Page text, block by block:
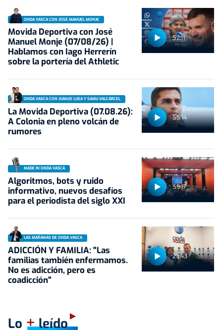
52:11
ONDA VASCA CON JOSÉ MANUEL MONJE
Movida Deportiva con José
Manuel Monje (07/08/26) |
Hablamos con Iago Herrerín
sobre la portería del Athletic
55:14
ONDA VASCA CON JUANJO LUSA Y SAMU VALCÁRCEL
La Movida Deportiva (07.08.26):
A Colonia en pleno volcán de
rumores
59:17
MADE IN ONDA VASCA
Algoritmos, bots y ruido
informativo, nuevos desafíos
para el periodista del siglo XXI
23:43
LAS MAÑANAS DE ONDA VASCA
ADICCIÓN Y FAMILIA: "Las
familias también enfermamos.
No es adicción, pero es
coadicción"
Lo +leído